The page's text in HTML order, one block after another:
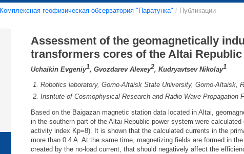
Комплексная геофизическая обсерватория "Паратунка" / Публикации
Assessment of the geomagnetically
transformers cores of the Altai
Uchaikin Evgeniy1, Gvozdarev Alexey2, Kudryavtsev Nikolay1
Robotics laboratory, Gorno-Altaisk State University, Gorno-Altaisk,
Institute of Cosmophysical Research and Radio Wave
Based on the Baigazan magnetic station data located in Altai,
in the southern part of the Altai Republic power system were
activity index Kp=8). It is shown that the calculated currents in the
more than 0.4 A. At the same time, magnetizing fields are formed in
created by the no-load current, that should negatively affect the